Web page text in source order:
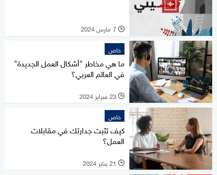
l 7 مارس 2024
خاص
ما هي مخاطر "أشكال العمل الجديدة"
في العالم العربي؟
l 23 فبراير 2024
خاص
كيف تثبت جدارتك في مقابلات
العمل؟
l 21 يناير 2024